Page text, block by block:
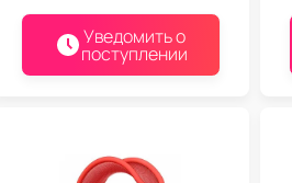
Уведомить о
поступлении